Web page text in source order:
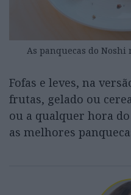
As panquecas do Noshi
Fofas e leves, na
frutas, gelado ou
ou a qualquer hora
as melhores